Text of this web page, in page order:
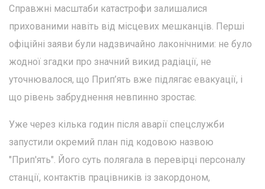
Справжні масштаби катастрофи залишалися
прихованими навіть від місцевих мешканців. Перші
офіційні заяви були надзвичайно лаконічними: не було
жодної згадки про значний викид радіації, не
уточнювалося, що Прип’ять вже підлягає евакуації, і
що рівень забруднення невпинно зростає.
Уже через кілька годин після аварії спецслужби
запустили окремий план під кодовою назвою
"Прип'ять". Його суть полягала в перевірці персоналу
станції, контактів працівників із закордоном,